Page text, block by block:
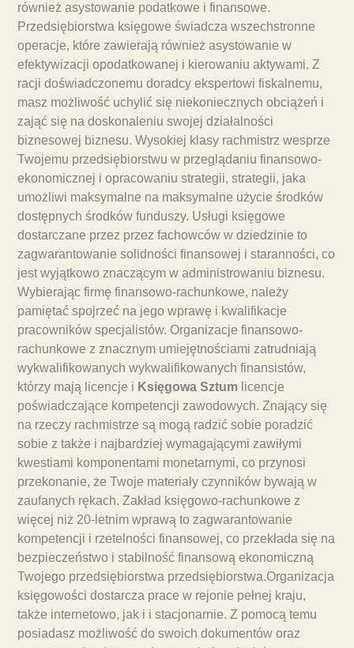
również asystowanie podatkowe i finansowe.
Przedsiębiorstwa księgowe świadcza wszechstronne
operacje, które zawierają również asystowanie w
efektywizacji opodatkowanej i kierowaniu aktywami. Z
racji doświadczonemu doradcy ekspertowi fiskalnemu,
masz możliwość uchylić się niekoniecznych obciążeń i
zająć się na doskonaleniu swojej działalności
biznesowej biznesu. Wysokiej klasy rachmistrz wesprze
Twojemu przedsiębiorstwu w przeglądaniu finansowo-
ekonomicznej i opracowaniu strategii, strategii, jaka
umożliwi maksymalne na maksymalne użycie środków
dostępnych środków funduszy. Usługi księgowe
dostarczane przez przez fachowców w dziedzinie to
zagwarantowanie solidności finansowej i staranności, co
jest wyjątkowo znaczącym w administrowaniu biznesu.
Wybierając firmę finansowo-rachunkowe, należy
pamiętać spojrzeć na jego wprawę i kwalifikacje
pracowników specjalistów. Organizacje finansowo-
rachunkowe z znacznym umiejętnościami zatrudniają
wykwalifikowanych wykwalifikowanych finansistów,
którzy mają licencje i Księgowa Sztum licencje
poświadczające kompetencji zawodowych. Znający się
na rzeczy rachmistrze są mogą radzić sobie poradzić
sobie z także i najbardziej wymagającymi zawiłymi
kwestiami komponentami monetarnymi, co przynosi
przekonanie, że Twoje materiały czynników bywają w
zaufanych rękach. Zakład księgowo-rachunkowe z
więcej niż 20-letnim wprawą to zagwarantowanie
kompetencji i rzetelności finansowej, co przekłada się na
bezpieczeństwo i stabilność finansową ekonomiczną
Twojego przedsiębiorstwa przedsiębiorstwa.Organizacja
księgowości dostarcza prace w rejonie pełnej kraju,
także internetowo, jak i i stacjonarnie. Z pomocą temu
posiadasz możliwość do swoich dokumentów oraz